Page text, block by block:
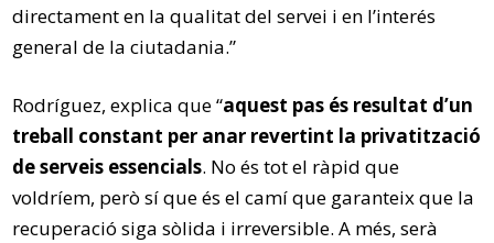
directament en la qualitat del servei i en l’interés
general de la ciutadania.”
Rodríguez, explica que “aquest pas és resultat d’un
treball constant per anar revertint la privatització
de serveis essencials. No és tot el ràpid que
voldríem, però sí que és el camí que garanteix que la
recuperació siga sòlida i irreversible. A més, serà